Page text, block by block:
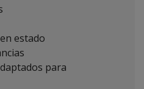
estado
para